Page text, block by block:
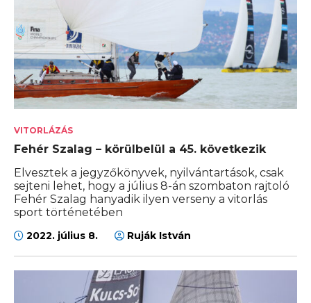
VITORLÁZÁS
Fehér Szalag – körülbelül a 45. következik
Elvesztek a jegyzőkönyvek, nyilvántartások, csak
sejteni lehet, hogy a július 8-án szombaton rajtoló
Fehér Szalag hanyadik ilyen verseny a vitorlás
sport történetében
2022. július 8. Ruják István